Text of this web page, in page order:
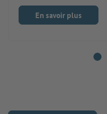
En savoir plus